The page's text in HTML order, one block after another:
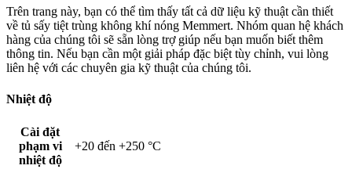
Trên trang này, bạn có thể tìm thấy tất cả dữ liệu kỹ thuật cần thiết
về tủ sấy tiệt trùng không khí nóng Memmert. Nhóm quan hệ khách
hàng của chúng tôi sẽ sẵn lòng trợ giúp nếu bạn muốn biết thêm
thông tin. Nếu bạn cần một giải pháp đặc biệt tùy chỉnh, vui lòng
liên hệ với các chuyên gia kỹ thuật của chúng tôi.
Nhiệt độ
Cài đặt
phạm vi
nhiệt độ
+20 đến +250 °C